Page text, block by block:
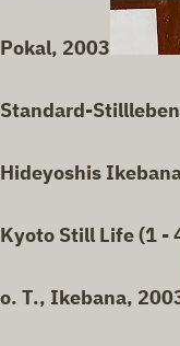
Pokal, 2003
Standard-
Hideyoshis
Kyoto Still Life (1 -
o. T., Ikebana,